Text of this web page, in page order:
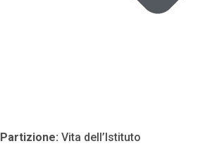
Partizione: Vita dell’Istituto